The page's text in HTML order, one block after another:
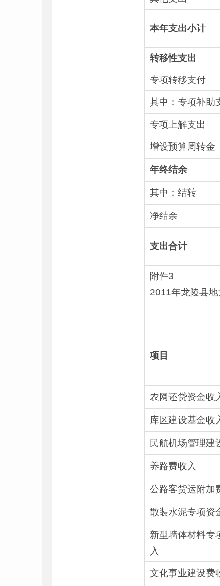
本年支出小计
转移性支出
专项转移支付
其中：专项补助
专项上解支出
增设预算周转金
年终结余
其中：结转
净结余
支出合计
附件3
2011年龙陵县
项目
农网还贷资金收
库区建设基金收
民航机场管理建
养路费收入
公路客货运附加
散装水泥专项资
新型墙体材料专
入
文化事业建设费